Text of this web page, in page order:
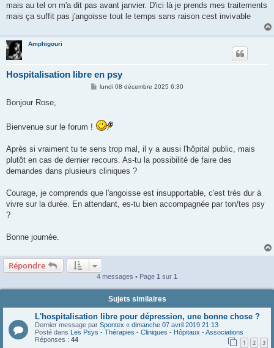
a
g
mais au tel on m'a dit pas avant janvier. D'ici là je prends mes traitements
mais ça suffit pas j'angoisse tout le temps sans raison cest invivable
Amphigouri
Hospitalisation libre en psy
M
g
e
lundi 08 décembre 2025 6:30
Bonjour Rose,
Bienvenue sur le forum !
Après si vraiment tu te sens trop mal, il y a aussi l'hôpital public, mais
plutôt en cas de dernier recours. As-tu la possibilité de faire des
demandes dans plusieurs cliniques ?
Courage, je comprends que l'angoisse est insupportable, c'est très dur à
vivre sur la durée. En attendant, es-tu bien accompagnée par ton/tes psy
?
Bonne journée.
Répondre
4 messages • Page 1 sur 1
Sujets similaires
L'hospitalisation libre pour dépression, une bonne chose ?
Dernier message par Spontex « dimanche 07 avril 2019 21:13
Posté dans Les Psys - Thérapies - Cliniques - Hôpitaux - Associations
Réponses : 44 1 2 3